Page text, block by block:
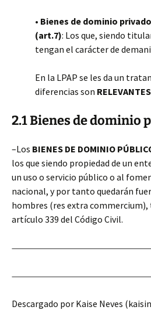
• Bienes de dominio
(art.7): Los que, siendo
tengan el carácter de
En la LPAP se les da un
diferencias son RELEVANTES
2.1 Bienes de dominio
–Los BIENES DE DOMINIO
los que siendo propiedad de un
un uso o servicio público o al
nacional, y por tanto quedarán
hombres (res extra
artículo 339 del Código Civil.
Descargado por Kaise Neves